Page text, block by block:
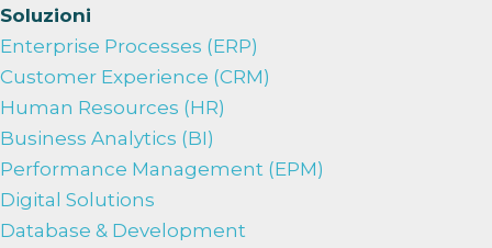
Soluzioni
Enterprise Processes (ERP)
Customer Experience (CRM)
Human Resources (HR)
Business Analytics (BI)
Performance Management (EPM)
Digital Solutions
Database & Development